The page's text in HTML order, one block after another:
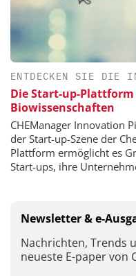
ENTDECKEN SIE DIE
Die Start-up-
Biowissenschaften
CHEManager Innovation
der Start-up-Szene der
Plattform ermöglicht es
Start-ups, ihre
Newsletter & e-
Nachrichten, Trends
neueste E-paper von